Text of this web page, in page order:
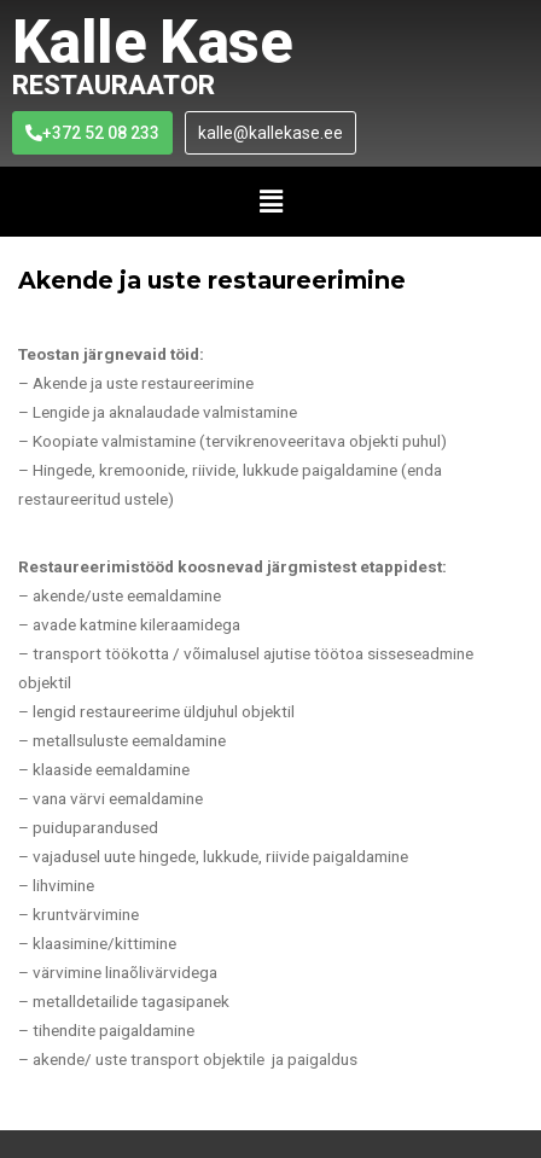
Kalle Kase
RESTAURAATOR
+372 52 08 233 kalle@kallekase.ee
Akende ja uste restaureerimine
Teostan järgnevaid töid:
– Akende ja uste restaureerimine
– Lengide ja aknalaudade valmistamine
– Koopiate valmistamine (tervikrenoveeritava objekti puhul)
– Hingede, kremoonide, riivide, lukkude paigaldamine (enda
restaureeritud ustele)
Restaureerimistööd koosnevad järgmistest etappidest:
– akende/uste eemaldamine
– avade katmine kileraamidega
– transport töökotta / võimalusel ajutise töötoa sisseseadmine
objektil
– lengid restaureerime üldjuhul objektil
– metallsuluste eemaldamine
– klaaside eemaldamine
– vana värvi eemaldamine
– puiduparandused
– vajadusel uute hingede, lukkude, riivide paigaldamine
– lihvimine
– kruntvärvimine
– klaasimine/kittimine
– värvimine linaõlivärvidega
– metalldetailide tagasipanek
– tihendite paigaldamine
– akende/ uste transport objektile ja paigaldus